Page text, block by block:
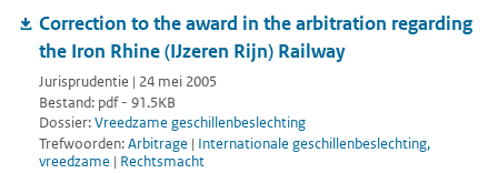
Correction to the award in the arbitration regarding
the Iron Rhine (IJzeren Rijn) Railway
Jurisprudentie | 24 mei 2005
Bestand: pdf - 91.5KB
Dossier:Vreedzame geschillenbeslechting
Trefwoorden:Arbitrage | Internationale geschillenbeslechting,
vreedzame | Rechtsmacht